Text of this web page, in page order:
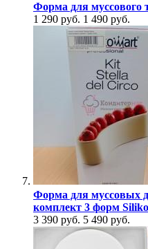
Форма для муссового
1 290 руб. 1 490 руб.
Форма для муссовых
комплект 3 форм
3 390 руб. 5 490 руб.